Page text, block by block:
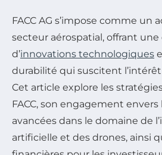
FACC AG s’impose comme un
secteur aérospatial, offrant
d’innovations technologiques
durabilité qui suscitent
Cet article explore les
FACC, son engagement envers
avancées dans le domaine de
artificielle et des drones, ainsi